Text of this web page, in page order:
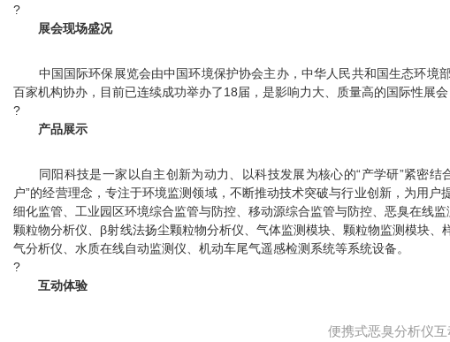
?
展会现场盛况
中国国际环保展览会由中国环境保护协会主办，中华人民共和国生态环境
百家机构协办，目前已连续成功举办了18届，是影响力大、质量高的国际性展
?
产品展示
同阳科技是一家以自主创新为动力、以科技发展为核心的“产学研”紧密结
户”的经营理念，专注于环境监测领域，不断推动技术突破与行业创新，为用
细化监管、工业园区环境综合监管与防控、移动源综合监管与防控、恶臭在线
颗粒物分析仪、β射线法扬尘颗粒物分析仪、气体监测模块、颗粒物监测模块
气分析仪、水质在线自动监测仪、机动车尾气遥感检测系统等系统设备。
?
互动体验
便携式恶臭分析仪互